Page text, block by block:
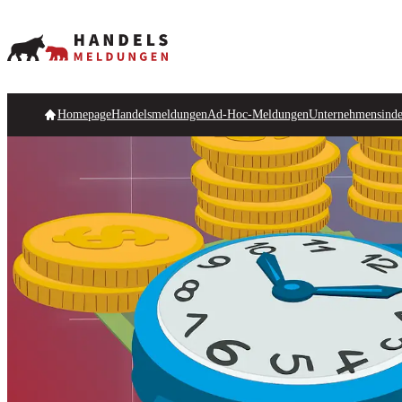
HomepageHandelsmeldungenAd-Hoc-Meldungen